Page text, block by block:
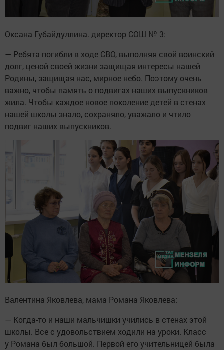
Оксана Губайдуллина. директор СОШ № 3:
— Ребята погибли в ходе СВО, выполняя свой воинский
долг, ценой своей жизни защищая интересы нашей
Родины, защищая нас, мирное небо. Поэтому очень
важно, чтобы память о подвигах наших выпускников
жила. Чтобы каждое новое поколение детей в стенах
нашей школы знало, сохраняло, уважало и чтило
подвиг наших выпускников.
Валентина Яковлева, мама Романа Яковлева:
— Когда-то и наши мальчишки учились в стенах этой
школы. Все с удовольствием ходили на уроки. Класс
у Романа был большой. Первой его учительницей была